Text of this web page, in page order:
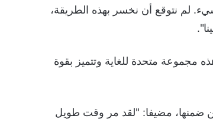
لم نتوقع أن نخسر بهذه الطريقة،
مجموعة متحدة للغاية وتتميز بقوة
ضمنها، مضيفا: "لقد مر وقت طويل